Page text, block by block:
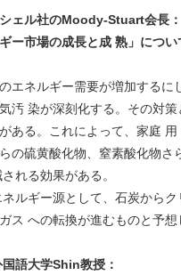
ェル社のMoody-Stuart会長：
ー市場の成長と成 熟」につい
エネルギー需要が増加するに
汚 染が深刻化する。その対
ある。これによって、家庭 用
の硫黄酸化物、窒素酸化物さ
れる効果がある。
ルギー源として、石炭からク
ス への転換が進むものと予想
語大学Shin教授：